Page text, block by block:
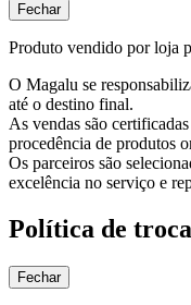
Fechar
Produto vendido por loja
O Magalu se
até o destino final.
As vendas são
procedência de produtos
Os parceiros são
excelência no serviço e
Política de
Fechar